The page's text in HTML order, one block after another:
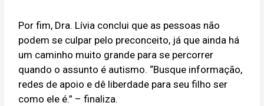
Por fim, Dra. Lívia conclui que as pessoas não
podem se culpar pelo preconceito, já que ainda há
um caminho muito grande para se percorrer
quando o assunto é autismo. “Busque informação,
redes de apoio e dê liberdade para seu filho ser
como ele é.” – finaliza.